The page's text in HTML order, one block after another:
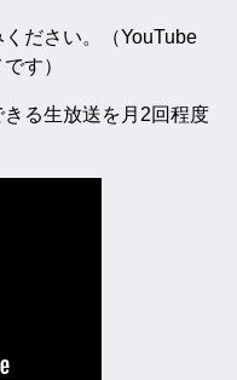
ださい。（YouTube
す）
る生放送を月2回程度